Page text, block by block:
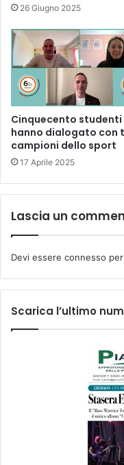
26 Giugno 2025
Cinquecento studenti
hanno dialogato con
campioni dello sport
17 Aprile 2025
Lascia un
Devi essere connesso
Scarica l’ultimo